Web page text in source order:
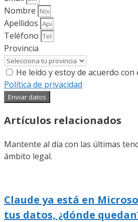
Nombre
Apellidos
Teléfono
Provincia
He leído y estoy de acuerdo con
Política de privacidad
Enviar datos
Artículos relacionados
Mantente al día con las últimas
ámbito legal.
Claude ya está en
tus datos, ¿dónde